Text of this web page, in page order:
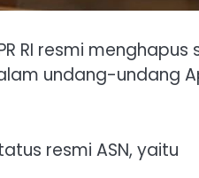
RI resmi
undang-undang
resmi ASN, yaitu